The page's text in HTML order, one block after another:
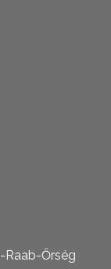
Raab-Őrség